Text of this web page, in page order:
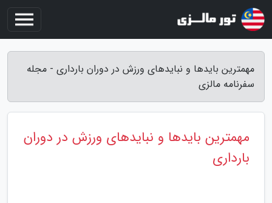
مهمترین بایدها و نبایدهای ورزش در دوران بارداری - مجله
سفرنامه مالزی
مهمترین بایدها و نبایدهای ورزش در دوران
بارداری